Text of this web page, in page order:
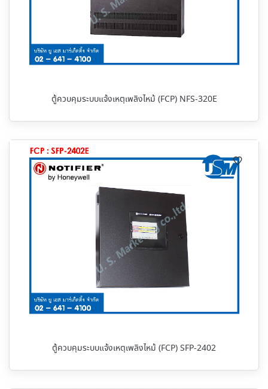
ตู้ควบคุมระบบแจ้งเหตุเพลิงไหม้ (FCP) NFS-320E
ตู้ควบคุมระบบแจ้งเหตุเพลิงไหม้ (FCP) SFP-2402